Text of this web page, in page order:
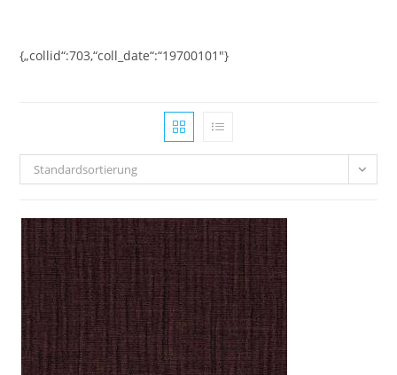
springen
{„collid“:703,“coll_date“:“19700101″}
Standardsortierung